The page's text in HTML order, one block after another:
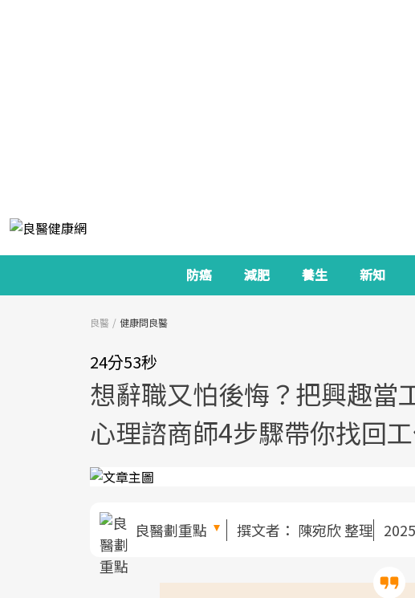
防癌 減肥 養生 新知
良醫 健康問良醫
24分53秒
想辭職又怕後悔？把興趣當
心理諮商師4步驟帶你找回
良醫劃重點 撰文者： 陳宛欣 整理